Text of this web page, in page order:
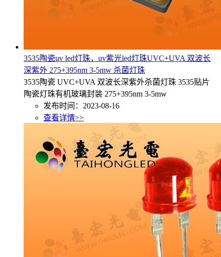
3535陶瓷uv led灯珠，uv紫光led灯珠UVC+UVA 双波长
深紫外 275+395nm 3-5mw 杀菌灯珠
3535陶瓷 UVC+UVA 双波长深紫外杀菌灯珠 3535贴片
陶瓷灯珠有机玻璃封装 275+395nm 3-5mw
发布时间：2023-08-16
查看详情>>